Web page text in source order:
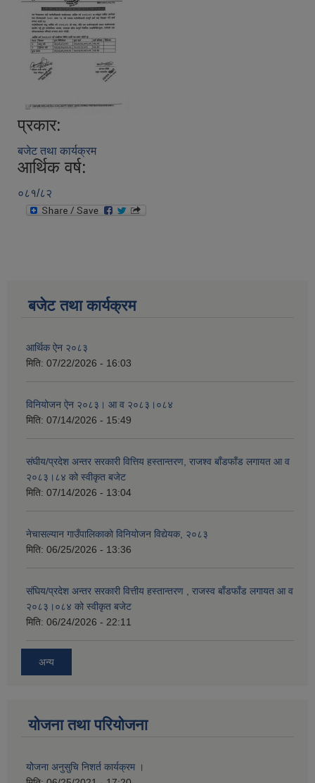
प्रकार:
बजेट तथा कार्यक्रम
आर्थिक वर्ष:
०८१/८२
बजेट तथा कार्यक्रम
आर्थिक ऐन २०८३
मिति: 07/22/2026 - 16:03
विनियोजन ऐन २०८३। आ व २०८३।०८४
मिति: 07/14/2026 - 15:49
संघीय/प्रदेश अन्तर सरकारी वित्तिय हस्तान्तरण, राजश्व बाँडफाँड लगायत आ व
२०८३।८४ को स्वीकृत बजेट
मिति: 07/14/2026 - 13:04
नेचासल्यान गाउँपालिकाको विनियोजन विद्येयक, २०८३
मिति: 06/25/2026 - 13:36
संघिय/प्रदेश अन्तर सरकारी वित्तीय हस्तान्तरण , राजस्व बाँडफाँड लगायत आ व
२०८३।०८४ को स्वीकृत बजेट
मिति: 06/24/2026 - 22:11
अन्य
योजना तथा परियोजना
योेजना अनुसुचि निशर्त कार्यक्रम ।